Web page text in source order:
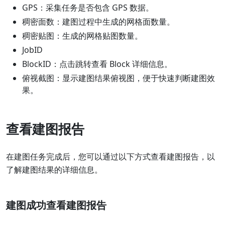
GPS：采集任务是否包含 GPS 数据。
稠密面数：建图过程中生成的网格面数量。
稠密贴图：生成的网格贴图数量。
JobID
BlockID：点击跳转查看 Block 详细信息。
俯视截图：显示建图结果俯视图，便于快速判断建图效
果。
查看建图报告
在建图任务完成后，您可以通过以下方式查看建图报告，以
了解建图结果的详细信息。
建图成功查看建图报告